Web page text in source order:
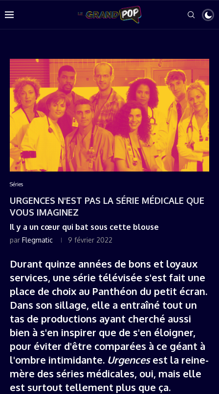
Séries
URGENCES N'EST PAS LA SÉRIE MÉDICALE QUE
VOUS IMAGINEZ
Il y a un cœur qui bat sous cette blouse
par Flegmatic 9 février 2022
Durant quinze années de bons et loyaux
services, une série télévisée s'est fait une
place de choix au Panthéon du petit écran.
Dans son sillage, elle a entraîné tout un
tas de productions ayant cherché aussi
bien à s'en inspirer que de s'en éloigner,
pour éviter d'être comparées à ce géant à
l'ombre intimidante. Urgencesest la reine-
mère des séries médicales, oui, mais elle
est surtout tellement plus que ça.